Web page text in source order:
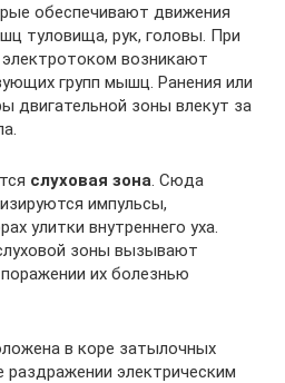
обеспечивают движения
туловища, рук, головы. При
возникают
групп мышц. Ранения или
двигательной зоны влекут за
слуховая зона. Сюда
импульсы,
улитки внутреннего уха.
зоны вызывают
их болезнью
в коре затылочных
электрическим